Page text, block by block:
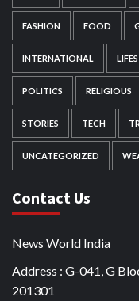
FASHION FOOD
INTERNATIONAL
POLITICS RELIGIOUS
STORIES TECH
UNCATEGORIZED
Contact Us
News World India
Address : G-041, G
201301